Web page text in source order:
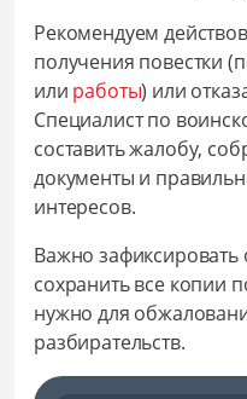
Рекомендуем
получения повестки
или работы) или
Специалист по
составить жалобу,
документы и
интересов.
Важно зафиксировать
сохранить все копии
нужно для
разбирательств.